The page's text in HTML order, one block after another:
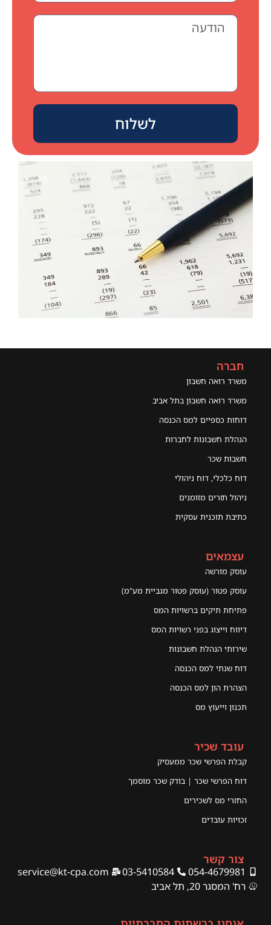
לשלוח
חברה
משרד רואה חשבון
משרד רואה חשבון בתל אביב
דוחות כספיים למס הכנסה
הנהלת חשבונות לחברות
חשבות שכר
דוח כלכלי, דוח ניהולי
ניהול תזרים מזומנים
כתיבת תוכנית עסקית
עצמאים
עוסק מורשה
עוסק פטור (עוסק פטור מגביית מע"מ)
פתיחת תיקים ברשויות המס
דיווח וייצוג בפני רשויות המס
שירותי הנהלת חשבונות
דוח שנתי למס הכנסה
הצהרת הון למס הכנסה
תכנון וייעוץ מס
עובד שכיר
קבלת הפרשי שכר ממעסיק
דוח הפרשי שכר | בודק שכר מוסמך
החזרי מס לשכירים
זכויות עובדים
צור קשר
054-4679981
03-5410584
service@kt-cpa.com
רח' המסגר 20, תל אביב